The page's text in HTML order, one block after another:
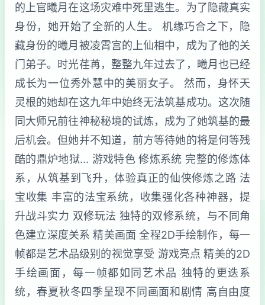
的上官曦月在这场灾难中死里逃生。为了隐藏真实
身份，她开始了全新的人生。 机缘巧合之下，隐
藏身份的曦月被凌霄宫的上仙相中，成为了他的关
门弟子。时光荏苒，整整九年过去了，曦月也已经
成长为一位秀外慧中的美丽女子。 然而，身怀天
灵根的她却在这九年中始终无法筑基成功。这次随
同大师兄前往神秘秘境的试炼，成为了她筑基的最
后机会。但她并不知道，前方等待她的将是何等残
酷的鼎炉地狱... 游戏特色 修炼系统 完整的修炼体
系，从筑基到飞升，体验真正的仙侠修炼之路 法
宝收集 丰富的法宝系统，收集强化各种神器，提
升战斗实力 双修玩法 独特的双修系统，与不同角
色建立深度关系 精美画面 全程2D手绘制作，每一
帧都是艺术品级别的视觉享受 游戏亮点 精美的2D
手绘画面，每一帧都如同艺术品 独特的更迭系
统，春夏秋冬四季呈现不同画面和剧情 高自由度